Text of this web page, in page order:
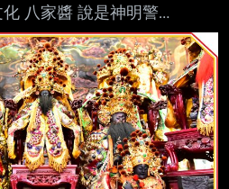
八家醬 說是神明警
八家講神明都將說閩南語? --
on my Samsung SM-